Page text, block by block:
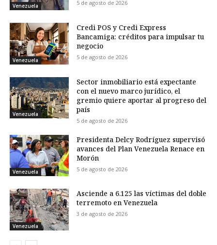
Venezuela 5 de agosto de 2026
Venezuela
Credi POS y Credi Express
Bancamiga: créditos para impulsar tu
negocio
5 de agosto de 2026
Venezuela
Sector inmobiliario está expectante
con el nuevo marco jurídico, el
gremio quiere aportar al progreso del
país
5 de agosto de 2026
Venezuela
Presidenta Delcy Rodríguez supervisó
avances del Plan Venezuela Renace en
Morón
5 de agosto de 2026
Venezuela
Asciende a 6.125 las víctimas del doble
terremoto en Venezuela
3 de agosto de 2026